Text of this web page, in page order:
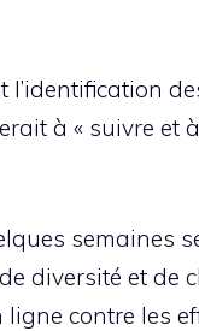
l’identification
à « suivre et
semaines
diversité et de
contre les